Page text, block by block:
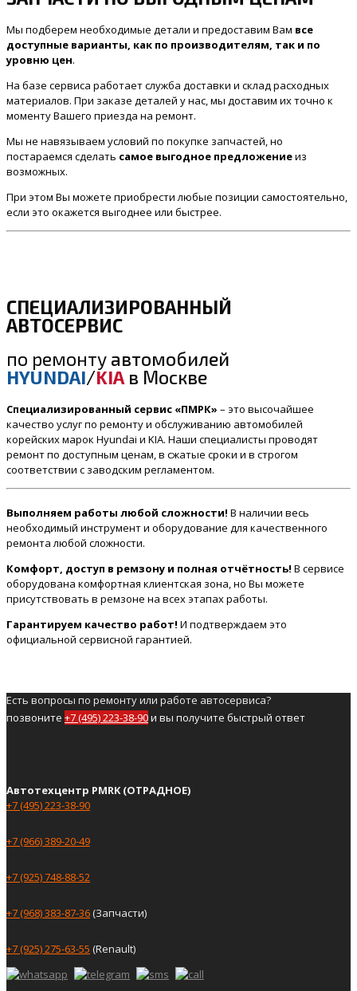
Мы подберем необходимые детали и предоставим Вам все
доступные варианты, как по производителям, так и по
уровню цен.
На базе сервиса работает служба доставки и склад расходных
материалов. При заказе деталей у нас, мы доставим их точно к
моменту Вашего приезда на ремонт.
Мы не навязываем условий по покупке запчастей, но
постараемся сделать самое выгодное предложениеиз
возможных.
При этом Вы можете приобрести любые позиции самостоятельно,
если это окажется выгоднее или быстрее.
СПЕЦИАЛИЗИРОВАННЫЙ
АВТОСЕРВИС
по ремонту автомобилей
HYUNDAI/KIA в Москве
Специализированный сервис «ПМРК» – это высочайшее
качество услуг по ремонту и обслуживанию автомобилей
корейских марок Hyundai и KIA. Наши специалисты проводят
ремонт по доступным ценам, в сжатые сроки и в строгом
соответствии с заводским регламентом.
Выполняем работы любой сложности! В наличии весь
необходимый инструмент и оборудование для качественного
ремонта любой сложности.
Комфорт, доступ в ремзону и полная отчётность! В сервисе
оборудована комфортная клиентская зона, но Вы можете
присутствовать в ремзоне на всех этапах работы.
Гарантируем качество работ! И подтверждаем это
официальной сервисной гарантией.
Есть вопросы по ремонту или работе автосервиса?
позвоните +7 (495) 223-38-90и вы получите быстрый ответ
Автотехцентр PMRK (ОТРАДНОЕ)
+7 (495) 223-38-90
+7 (966) 389-20-49
+7 (925) 748-88-52
+7 (968) 383-87-36(Запчасти)
+7 (925) 275-63-55 (Renault)